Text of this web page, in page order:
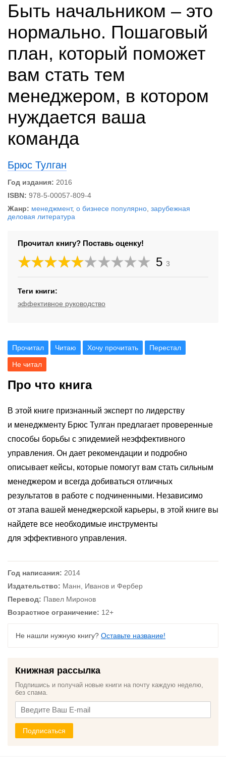
Быть начальником – это
нормально. Пошаговый
план, который поможет
вам стать тем
менеджером, в котором
нуждается ваша
команда
Брюс Тулган
Год издания: 2016
ISBN: 978-5-00057-809-4
Жанр: менеджмент, о бизнесе популярно зарубежная
деловая литература
Прочитал книгу? Поставь оценку!
5 3
Теги книги:
эффективное руководство
Прочитал Читаю Хочу прочитать Перестал
Не читал
Про что книга
В этой книге признанный эксперт по лидерству
и менеджменту Брюс Тулган предлагает проверенные
способы борьбы с эпидемией неэффективного
управления. Он дает рекомендации и подробно
описывает кейсы, которые помогут вам стать сильным
менеджером и всегда добиваться отличных
результатов в работе с подчиненными. Независимо
от этапа вашей менеджерской карьеры, в этой книге вы
найдете все необходимые инструменты
для эффективного управления.
Год написания: 2014
Издательство: Манн, Иванов и Фербер
Перевод: Павел Миронов
Возрастное ограничение: 12+
Не нашли нужную книгу? Оставьте название!
Книжная рассылка
Подпишись и получай новые книги на почту каждую неделю,
без спама.
Подписаться